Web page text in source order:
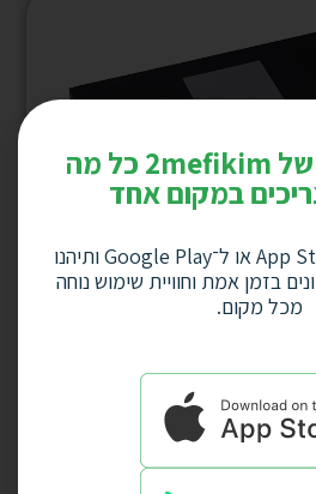
האפליקציה של 2mefikim כל מה
במקום אחד
הורידו עכשיו ל־App Store או ל־Google Play ותיהנו
בזמן אמת וחוויית שימוש נוחה
מכל מקום.